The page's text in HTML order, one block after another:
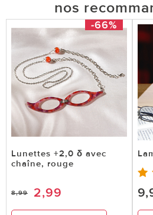
nos
-66%
Lunettes +2,0 δ avec
chaîne, rouge
8,99 2,99